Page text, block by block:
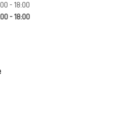
- 18:00
- 18:00